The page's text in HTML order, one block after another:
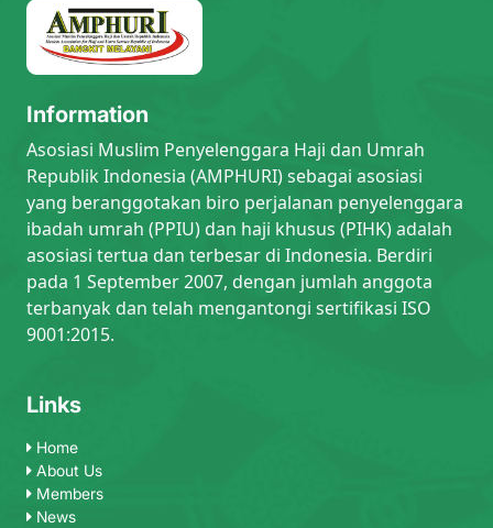
Information
Asosiasi Muslim Penyelenggara Haji dan Umrah
Republik Indonesia (AMPHURI) sebagai asosiasi
yang beranggotakan biro perjalanan penyelenggara
ibadah umrah (PPIU) dan haji khusus (PIHK) adalah
asosiasi tertua dan terbesar di Indonesia. Berdiri
pada 1 September 2007, dengan jumlah anggota
terbanyak dan telah mengantongi sertifikasi ISO
9001:2015.
Links
Home
About Us
Members
News